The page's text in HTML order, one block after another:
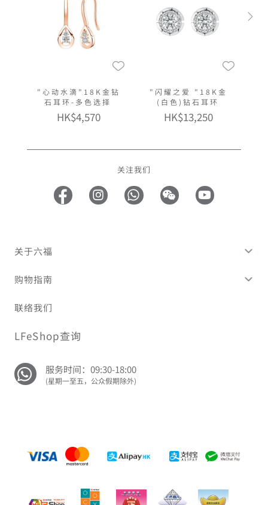
"心动水滴"18K金钻
石耳环-多色选择
HK$4,570
"闪耀之爱 "18K金
(白色)钻石耳环
HK$13,250
关注我们
关于六福
购物指南
联络我们
LFeShop查询
服务时间：09:30-18:00
(星期一至五，公众假期除外)